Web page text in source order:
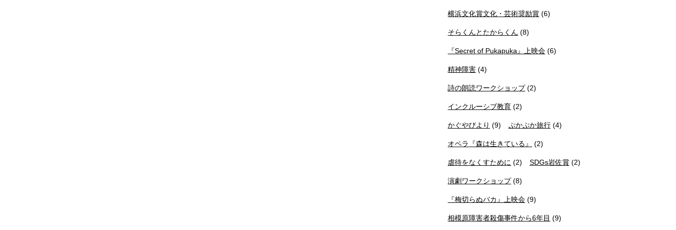
横浜文化賞文化・芸術奨励賞 (6)
そらくんとたからくん (8)
『Secret of Pukapuka』上映会 (6)
精神障害 (4)
詩の朗読ワークショップ(2)
インクルーシブ教育 (2)
かぐやびより (9) ぷかぷか旅行(4)
オペラ『森は生きている』 (2)
虐待をなくすために (2) SDGs岩佐賞(2)
演劇ワークショップ(8)
『梅切らぬバカ』上映会 (9)
相模原障害者殺傷事件から6年目 (9)